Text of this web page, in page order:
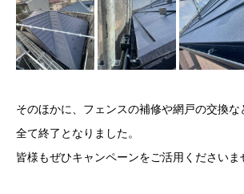
そのほかに、フェンスの補修や網戸の交換
全て終了となりました。
皆様もぜひキャンペーンをご活用くださいま